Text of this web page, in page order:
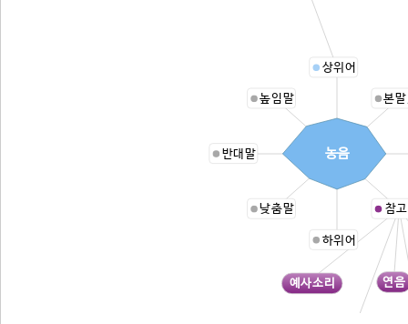
상위어
본
연음
예사소리
참
하위어
낮춤말
반대말
높임말
농음